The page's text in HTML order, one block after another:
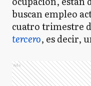
buscan empleo
cuatro trimestre
tercero, es decir,
Ads